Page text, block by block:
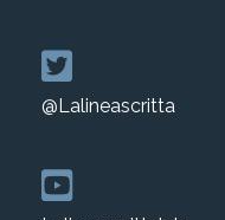
@Lalineascritta